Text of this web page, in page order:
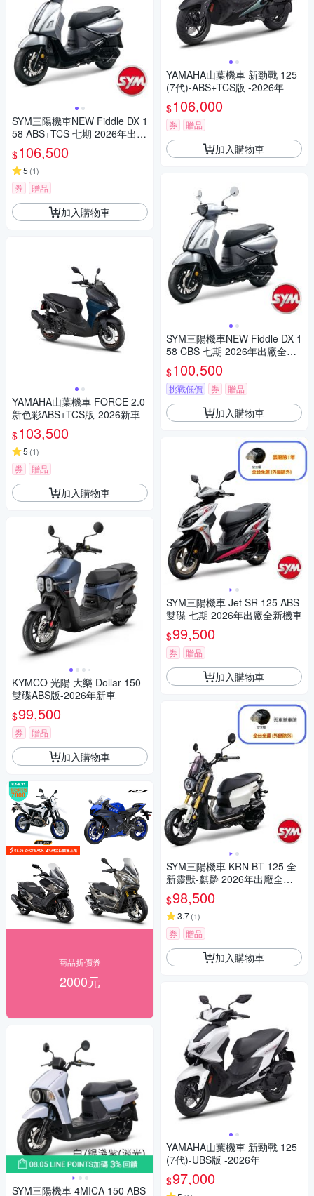
SYM三陽機車NEW Fiddle DX 1
58 ABS+TCS 七期 2026年出廠
全新機車
$106,500
5 (1)
券 贈品
加入購物車
YAMAHA山葉機車 FORCE 2.0
新色彩ABS+TCS版-2026新車
$103,500
5 (1)
券 贈品
加入購物車
KYMCO 光陽 大樂 Dollar 150
雙碟ABS版-2026年新車
$99,500
券 贈品
加入購物車
商品折價券
2000元
SYM三陽機車 4MICA 150 ABS
YAMAHA山葉機車 新勁戰 125
(7代)-ABS+TCS版 -2026年
$106,000
券 贈品
加入購物車
SYM三陽機車NEW Fiddle DX 1
58 CBS 七期 2026年出廠全新
機車
$100,500
挑戰低價 券 贈品
加入購物車
SYM三陽機車 Jet SR 125 ABS
雙碟 七期 2026年出廠全新機車
$99,500
券 贈品
加入購物車
SYM三陽機車 KRN BT 125 全
新靈獸-麒麟 2026年出廠全新
機車
$98,500
3.7(1)
券 贈品
加入購物車
YAMAHA山葉機車 新勁戰 125
(7代)-UBS版 -2026年
$97,000